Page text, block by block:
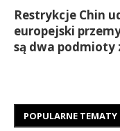
Restrykcje Chin
europejski
są dwa podmioty
POPULARNE TEMATY